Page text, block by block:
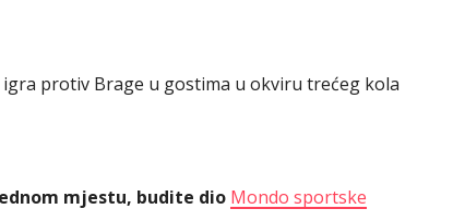
igra protiv Brage u gostima u okviru trećeg kola
mjestu, budite dio Mondo sportske